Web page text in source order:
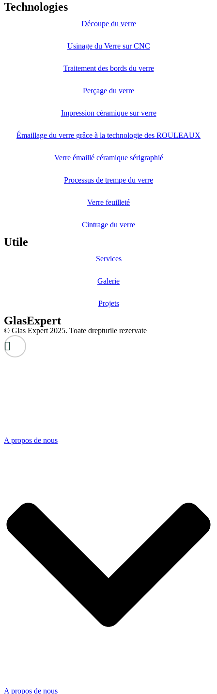
Technologies
Découpe du verre
Usinage du Verre sur CNC
Traitement des bords du verre
Perçage du verre
Impression céramique sur verre
Émaillage du verre grâce à la technologie des ROULEAUX
Verre émaillé céramique sérigraphié
Processus de trempe du verre
Verre feuilleté
Cintrage du verre
Utile
Services
Galerie
Projets
GlasExpert
© Glas Expert 2025. Toate drepturile rezervate
A propos de nous
A propos de nous